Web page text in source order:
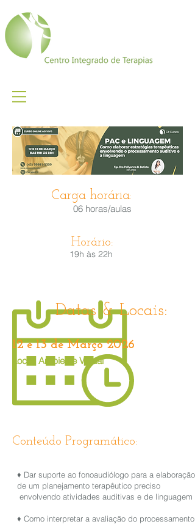
Carga horária:
06 horas/aulas
Horário:
19h às 22h
Datas & Locais:
Conteúdo Programático:
12 e 13 de Março 2026
Local: Ambiente Virtual
♦ Dar suporte ao fonoaudiólogo para a elaboração
de um planejamento terapêutico preciso
envolvendo atividades auditivas e de linguagem
♦ Como interpretar a avaliação do processamento